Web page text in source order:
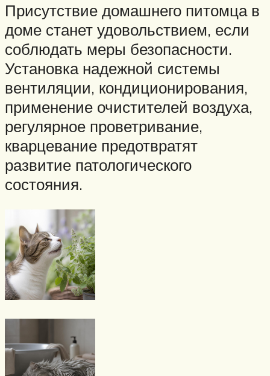
Присутствие домашнего питомца в
доме станет удовольствием, если
соблюдать меры безопасности.
Установка надежной системы
вентиляции, кондиционирования,
применение очистителей воздуха,
регулярное проветривание,
кварцевание предотвратят
развитие патологического
состояния.